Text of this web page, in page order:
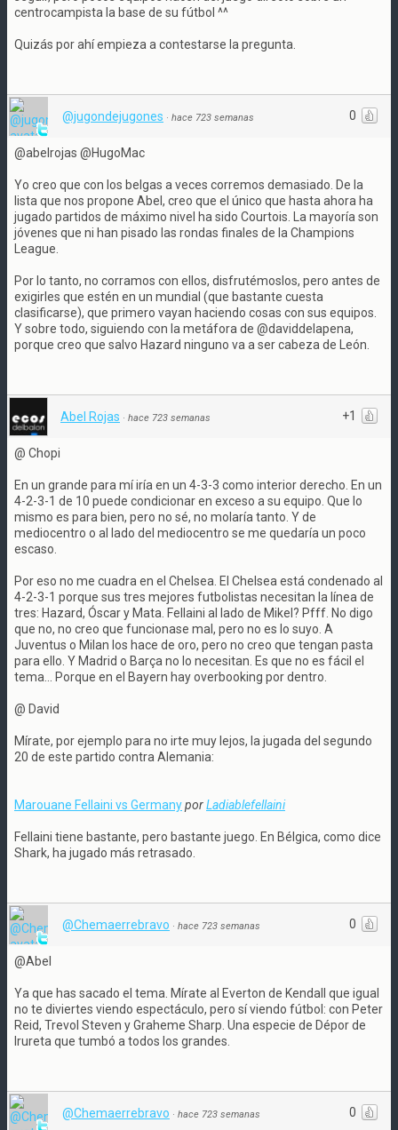
centrocampista la base de su fútbol ^^
Quizás por ahí empieza a contestarse la pregunta.
0
@jugondejugones · hace 723 semanas
@abelrojas @HugoMac
Yo creo que con los belgas a veces corremos demasiado. De la
lista que nos propone Abel, creo que el único que hasta ahora ha
jugado partidos de máximo nivel ha sido Courtois. La mayoría son
jóvenes que ni han pisado las rondas finales de la Champions
League.
Por lo tanto, no corramos con ellos, disfrutémoslos, pero antes de
exigirles que estén en un mundial (que bastante cuesta
clasificarse), que primero vayan haciendo cosas con sus equipos.
Y sobre todo, siguiendo con la metáfora de @daviddelapena,
porque creo que salvo Hazard ninguno va a ser cabeza de León.
+1
Abel Rojas · hace 723 semanas
@ Chopi
En un grande para mí iría en un 4-3-3 como interior derecho. En un
4-2-3-1 de 10 puede condicionar en exceso a su equipo. Que lo
mismo es para bien, pero no sé, no molaría tanto. Y de
mediocentro o al lado del mediocentro se me quedaría un poco
escaso.
Por eso no me cuadra en el Chelsea. El Chelsea está condenado al
4-2-3-1 porque sus tres mejores futbolistas necesitan la línea de
tres: Hazard, Óscar y Mata. Fellaini al lado de Mikel? Pfff. No digo
que no, no creo que funcionase mal, pero no es lo suyo. A
Juventus o Milan los hace de oro, pero no creo que tengan pasta
para ello. Y Madrid o Barça no lo necesitan. Es que no es fácil el
tema... Porque en el Bayern hay overbooking por dentro.
@ David
Mírate, por ejemplo para no irte muy lejos, la jugada del segundo
20 de este partido contra Alemania:
Marouane Fellaini vs GermanyporLadiablefellaini
Fellaini tiene bastante, pero bastante juego. En Bélgica, como dice
Shark, ha jugado más retrasado.
0
@Chemaerrebravo · hace 723 semanas
@Abel
Ya que has sacado el tema. Mírate al Everton de Kendall que igual
no te diviertes viendo espectáculo, pero sí viendo fútbol: con Peter
Reid, Trevol Steven y Graheme Sharp. Una especie de Dépor de
Irureta que tumbó a todos los grandes.
0
@Chemaerrebravo · hace 723 semanas